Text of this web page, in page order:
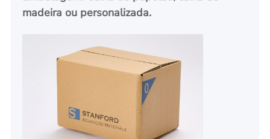
madeira ou personalizada.